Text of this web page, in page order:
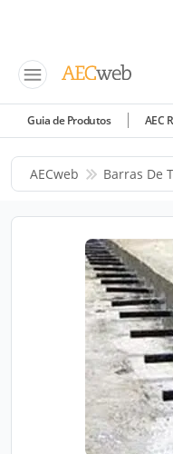
Guia de Produtos AEC
AECweb Barras De